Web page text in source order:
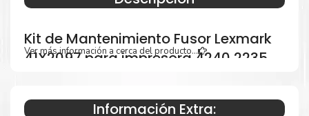
Kit de Mantenimiento Fusor Lexmark
41X2097 para impresora 4240 2235
Ver más información a cerca del producto...
Información Extra: